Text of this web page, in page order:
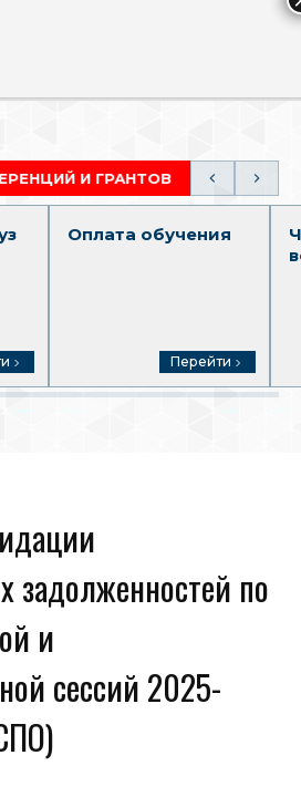
И ГРАНТОВ
Оплата обучения
Перейти
задолженностей по
и
сессий 2025-